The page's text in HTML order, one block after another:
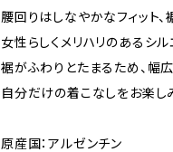
腰回りはしなやかなフィット
女性らしくメリハリのあるシル
裾がふわりとたまるため、幅
自分だけの着こなしをお楽し
原産国：アルゼンチン